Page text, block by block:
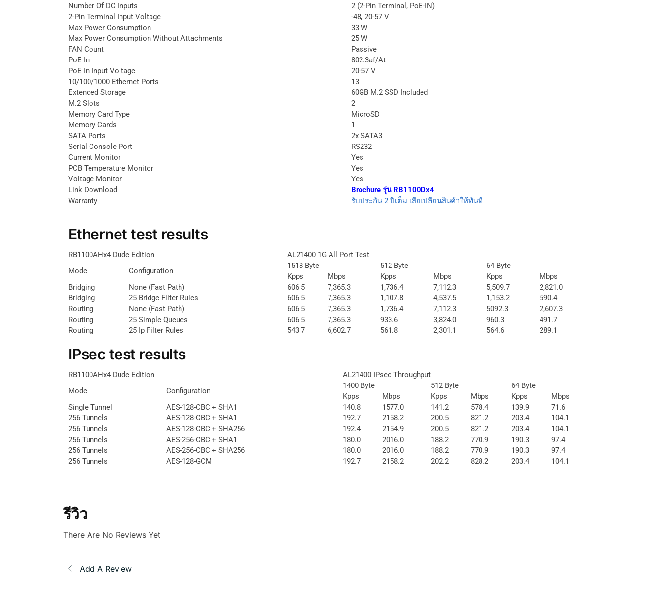
Number Of DC Inputs
2 (2-Pin Terminal, PoE-IN)
2-Pin Terminal Input Voltage
-48, 20-57 V
Max Power Consumption
33 W
Max Power Consumption Without Attachments
25 W
FAN Count
Passive
PoE In
802.3af/at
PoE In Input Voltage
20-57 V
10/100/1000 Ethernet Ports
13
Extended Storage
60GB M.2 SSD Included
M.2 Slots
2
Memory Card Type
MicroSD
Memory Cards
1
SATA Ports
2x SATA3
Serial Console Port
RS232
Current Monitor
Yes
PCB Temperature Monitor
Yes
Voltage Monitor
Yes
Link Download
Brochure รุ่น RB1100Dx4
Warranty
รับประกัน 2 ปีเต็ม เสียเปลียนสินค้าให้ทันที
Ethernet test results
RB1100AHx4 Dude Edition
AL21400 1G All Port Test
Mode
Configuration
1518 Byte 512 Byte
64 Byte
Kpps
Mbps Kpps Mbps Kpps
Mbps
Bridging
None (fast Path) 606.5 7,365.3 1,736.4 7,112.3 5,509.7
2,821.0
Bridging
25 Bridge Filter Rules 606.5 7,365.3 1,107.8 4,537.5 1,153.2
590.4
Routing
None (fast Path) 606.5 7,365.3 1,736.4 7,112.3 5092.3
2,607.3
Routing
25 Simple Queues 606.5 7,365.3 933.6 3,824.0 960.3
491.7
Routing
25 Ip Filter Rules 543.7 6,602.7 561.8 2,301.1 564.6 289.1
IPsec test results
RB1100AHx4 Dude Edition
AL21400 IPsec Throughput
Mode
Configuration
1400 Byte 512 Byte
64 Byte
Kpps
Mbps Kpps Mbps Kpps
Mbps
Single Tunnel
AES-128-CBC + SHA1 140.8 1577.0 141.2 578.4 139.9
71.6
256 Tunnels
AES-128-CBC + SHA1 192.7 2158.2 200.5 821.2 203.4
104.1
256 Tunnels
AES-128-CBC + SHA256 192.4 2154.9 200.5 821.2 203.4
104.1
256 Tunnels
AES-256-CBC + SHA1 180.0 2016.0 188.2 770.9 190.3
97.4
256 Tunnels
AES-256-CBC + SHA256 180.0 2016.0 188.2 770.9 190.3
97.4
256 Tunnels
AES-128-GCM 192.7 2158.2 202.2 828.2 203.4 104.1
รีวิว
There Are No Reviews Yet
Add A Review